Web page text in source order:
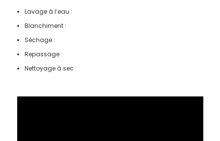
Lavage à l’eau :
Blanchiment :
Séchage :
Repassage :
Nettoyage à sec :